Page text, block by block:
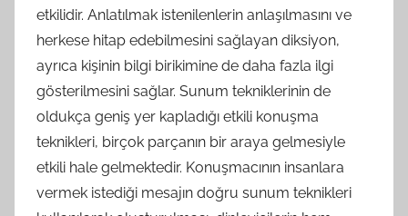
etkilidir. Anlatılmak istenilenlerin anlaşılmasını ve
herkese hitap edebilmesini sağlayan diksiyon,
ayrıca kişinin bilgi birikimine de daha fazla ilgi
gösterilmesini sağlar. Sunum tekniklerinin de
oldukça geniş yer kapladığı etkili konuşma
teknikleri, birçok parçanın bir araya gelmesiyle
etkili hale gelmektedir. Konuşmacının insanlara
vermek istediği mesajın doğru sunum teknikleri